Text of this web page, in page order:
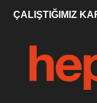
ÇALIŞTIĞIMIZ